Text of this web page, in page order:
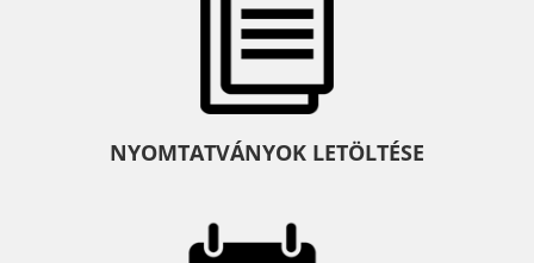
NYOMTATVÁNYOK LETÖLTÉSE